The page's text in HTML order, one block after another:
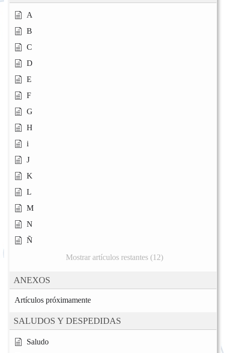
A
B
C
D
E
F
G
H
i
J
K
L
M
N
Ñ
Mostrar artículos restantes (12)
ANEXOS
Artículos próximamente
SALUDOS Y DESPEDIDAS
Saludo